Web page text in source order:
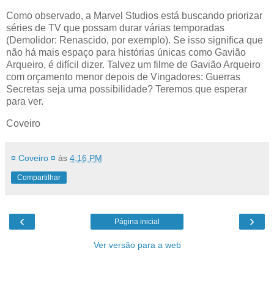
Como observado, a Marvel Studios está buscando priorizar
séries de TV que possam durar várias temporadas
(Demolidor: Renascido, por exemplo). Se isso significa que
não há mais espaço para histórias únicas como Gavião
Arqueiro, é difícil dizer. Talvez um filme de Gavião Arqueiro
com orçamento menor depois de Vingadores: Guerras
Secretas seja uma possibilidade? Teremos que esperar
para ver.
Coveiro
¤ Coveiro ¤ às 4:16 PM
Compartilhar
‹ ›
Página inicial
Ver versão para a web